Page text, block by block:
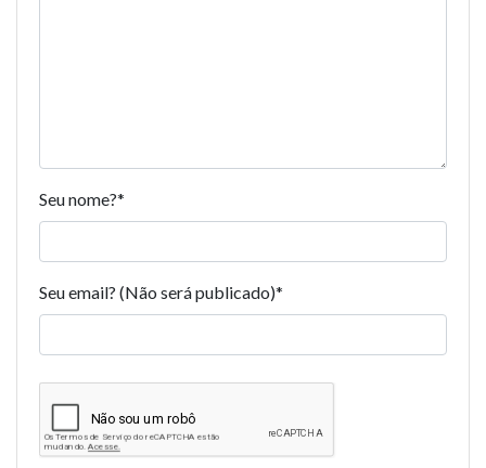
Seu nome?*
Seu email? (Não será publicado)*